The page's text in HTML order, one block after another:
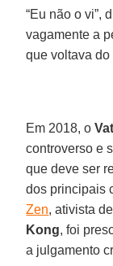
“Eu não o vi”,
vagamente a
que voltava do
Em 2018, o
controverso e
que deve ser
dos principais
Zen, ativista
Kong, foi
a julgamento